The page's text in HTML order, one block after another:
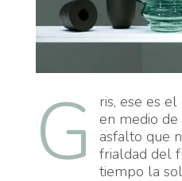
G
ris, ese es
en medio
asfalto que
frialdad del
tiempo la